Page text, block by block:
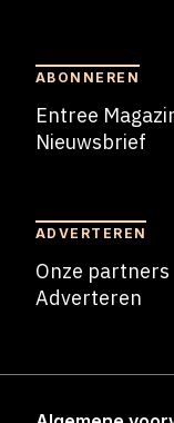
ABONNEREN
Entree
Nieuwsbrief
ADVERTEREN
Onze partners
Adverteren